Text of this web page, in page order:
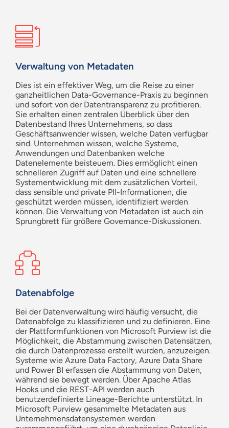
Verwaltung von Metadaten
Dies ist ein effektiver Weg, um die Reise zu einer
ganzheitlichen Data-Governance-Praxis zu beginnen
und sofort von der Datentransparenz zu profitieren.
Sie erhalten einen zentralen Überblick über den
Datenbestand Ihres Unternehmens, so dass
Geschäftsanwender wissen, welche Daten verfügbar
sind. Unternehmen wissen, welche Systeme,
Anwendungen und Datenbanken welche
Datenelemente beisteuern. Dies ermöglicht einen
schnelleren Zugriff auf Daten und eine schnellere
Systementwicklung mit dem zusätzlichen Vorteil,
dass sensible und private PII-Informationen, die
geschützt werden müssen, identifiziert werden
können. Die Verwaltung von Metadaten ist auch ein
Sprungbrett für größere Governance-Diskussionen.
Datenabfolge
Bei der Datenverwaltung wird häufig versucht, die
Datenabfolge zu klassifizieren und zu definieren. Eine
der Plattformfunktionen von Microsoft Purview ist die
Möglichkeit, die Abstammung zwischen Datensätzen,
die durch Datenprozesse erstellt wurden, anzuzeigen.
Systeme wie Azure Data Factory, Azure Data Share
und Power BI erfassen die Abstammung von Daten,
während sie bewegt werden. Über Apache Atlas
Hooks und die REST-API werden auch
benutzerdefinierte Lineage-Berichte unterstützt. In
Microsoft Purview gesammelte Metadaten aus
Unternehmensdatensystemen werden